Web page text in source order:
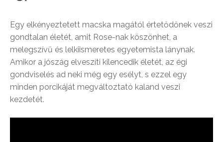
Egy elkényeztetett macska magától értetődőnek veszi
gondtalan életét, amit Rose-nak köszönhet, a
melegszívű és lelkiismeretes egyetemista lánynak.
Amikor a jószág elveszíti kilencedik életét, az égi
gondviselés ad neki még egy esélyt, s ezzel egy
minden porcikáját megváltoztató kaland veszi
kezdetét.